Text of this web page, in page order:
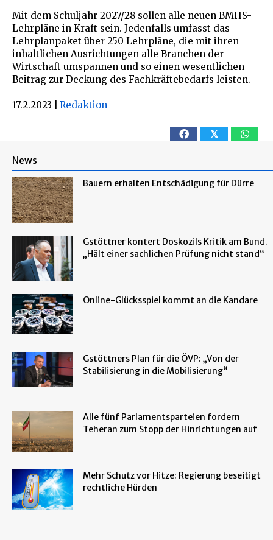
Mit dem Schuljahr 2027/28 sollen alle neuen BMHS-
Lehrpläne in Kraft sein. Jedenfalls umfasst das
Lehrplanpaket über 250 Lehrpläne, die mit ihren
inhaltlichen Ausrichtungen alle Branchen der
Wirtschaft umspannen und so einen wesentlichen
Beitrag zur Deckung des Fachkräftebedarfs leisten.
17.2.2023 Redaktion
𝕏
News
Bauern erhalten Entschädigung für Dürre
Gstöttner kontert Doskozils Kritik am Bund.
„Hält einer sachlichen Prüfung nicht stand“
Online-Glücksspiel kommt an die Kandare
Gstöttners Plan für die ÖVP: „Von der
Stabilisierung in die Mobilisierung“
Alle fünf Parlamentsparteien fordern
Teheran zum Stopp der Hinrichtungen auf
Mehr Schutz vor Hitze: Regierung beseitigt
rechtliche Hürden